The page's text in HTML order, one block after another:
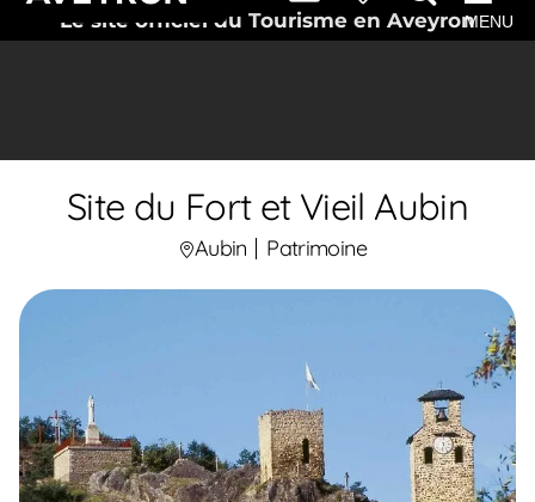
Le site officiel du Tourisme en AveyronMENU
Site du Fort et Vieil Aubin
Aubin Patrimoine